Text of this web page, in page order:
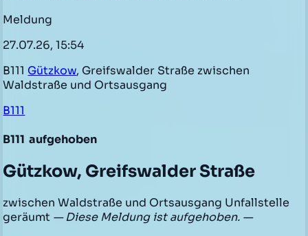
Meldung
27.07.26, 15:54
B111 Gützkow, Greifswalder Straße zwischen
Waldstraße und Ortsausgang
B111
B111 aufgehoben
Gützkow, Greifswalder Straße
zwischen Waldstraße und Ortsausgang Unfallstelle
geräumt — Diese Meldung ist aufgehoben. —